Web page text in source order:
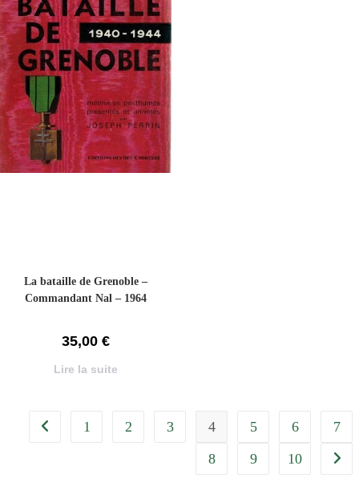
La bataille de Grenoble –
Commandant Nal – 1964
35,00 €
Lire la suite
1 2 3 4 5 6
7
8
9 10